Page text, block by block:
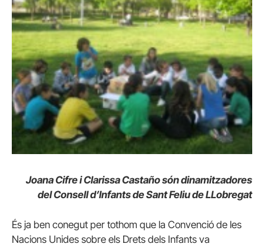
Joana Cifre i Clarissa Castaño sóndinamitzadores
del Consell d’Infants de Sant Feliu de LLobregat
És ja ben conegut per tothom que la Convenció de les
Nacions Unides sobre els Drets dels Infants va